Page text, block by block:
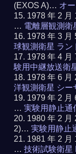
(EXOS A)… オ
1978 年 2 月
… 電離層観測衛
1978 年 3
球観測衛星 ラン
1978 年 4
験用中継放送衛
1978 年 6
洋観測衛星 シー
1979 年 2 月
…実験用静止通
1980 年 2 月
2)…実験用静止
1981 年 2 月
…技術試験衛星